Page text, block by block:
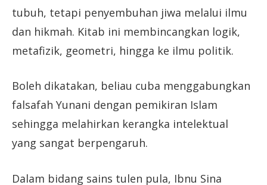
tubuh, tetapi penyembuhan jiwa melalui ilmu
dan hikmah. Kitab ini membincangkan logik,
metafizik, geometri, hingga ke ilmu politik.
Boleh dikatakan, beliau cuba menggabungkan
falsafah Yunani dengan pemikiran Islam
sehingga melahirkan kerangka intelektual
yang sangat berpengaruh.
Dalam bidang sains tulen pula, Ibnu Sina